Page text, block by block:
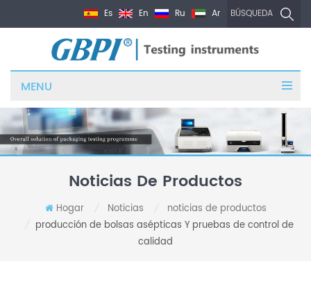
BÚSQUEDA
Es En Ru Ar
MENU
Noticias De Productos
Hogar Noticias noticias de productos
producción de bolsas asépticas Y pruebas de control de
calidad